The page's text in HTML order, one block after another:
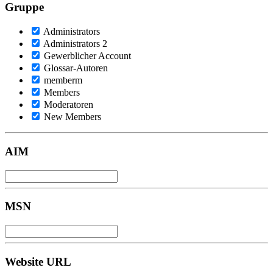
Gruppe
Administrators
Administrators 2
Gewerblicher Account
Glossar-Autoren
memberm
Members
Moderatoren
New Members
AIM
MSN
Website URL